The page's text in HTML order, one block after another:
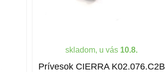
skladom, u vás 10.8.
Prívesok CIERRA K02.076.C2B